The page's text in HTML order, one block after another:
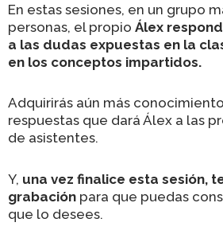
En estas sesiones, en un grupo
personas, el propio Álex
a las dudas expuestas en la
en los conceptos impartidos.
Adquirirás aún más
respuestas que dará Álex a las
de asistentes.
Y, una vez finalice esta sesión,
grabación para que puedas
que lo desees.